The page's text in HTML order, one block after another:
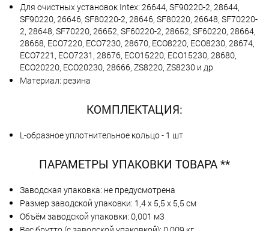
Для очистных установок Intex: 26644, SF90220-2, 28644,
SF90220, 26646, SF80220-2, 28646, SF80220, 26648, SF70220-
2, 28648, SF70220, 26652, SF60220-2, 28652, SF60220, 28664,
28668, ECO7220, ECO7230, 28670, ECO8220, ECO8230, 28674,
ECO7221, ECO7231, 28676, ECO15220, ECO15230, 28680,
ECO20220, ECO20230, 28666, ZS8220, ZS8230 и др
Материал: резина
КОМПЛЕКТАЦИЯ:
L-образное уплотнительное кольцо - 1 шт
ПАРАМЕТРЫ УПАКОВКИ ТОВАРА **
Заводская упаковка: не предусмотрена
Размер заводской упаковки: 1,4 х 5,5 х 5,5 см
Объём заводской упаковки: 0,001 м3